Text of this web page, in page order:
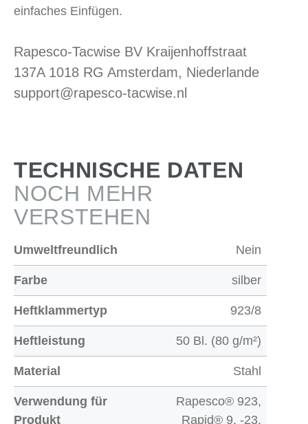
einfaches Einfügen.
Rapesco-Tacwise BV Kraijenhoffstraat
137A 1018 RG Amsterdam, Niederlande
support@rapesco-tacwise.nl
TECHNISCHE DATEN
NOCH MEHR
VERSTEHEN
Umweltfreundlich Nein
Farbe silber
Heftklammertyp 923/8
Heftleistung 50 Bl. (80 g/m²)
Material Stahl
Verwendung für
Produkt
Rapesco® 923,
Rapid® 9, -23,